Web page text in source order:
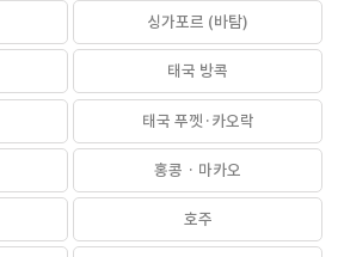
싱가포르 (바탐)
태국 방콕
태국 푸껫·카오락
홍콩 · 마카오
호주